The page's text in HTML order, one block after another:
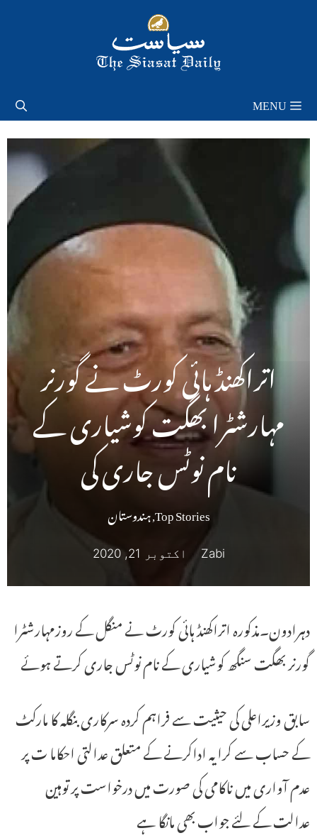
MENU
اتراکھنڈ ہائی کورٹ نے گورنر
مہارشٹرا بھگت کوشیاری کے
نام نوٹس جاری کی
Top Stories
,ہندوستان
Zabi اکتوبر 21, 2020
دہرادون۔مذکورہ اتراکھنڈ ہائی کورٹ نے منگل کے روزمہارشٹرا
گورنر بھگت سنگھ کوشیاری کے نام نوٹس جاری کرتے ہوئے
سابق وزیراعلی کی حیثیت سے فراہم کردہ سرکاری بنگلہ کا مارکٹ
کے حساب سے کرایہ اداکرنے کے متعلق عدالتی احکاما ت پر
عدم آواری میں ناکامی کی صورت میں درخواست پر توہین
عدالت کے لئے جواب بھی مانگا ہے